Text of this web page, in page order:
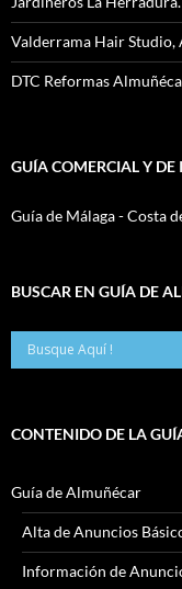
Valderrama Hair Studio,
DTC Reformas
GUÍA COMERCIAL Y
Guía de Málaga - Costa
BUSCAR EN GUÍA DE
CONTENIDO DE LA
Guía de Almuñécar
Alta de Anuncios
Información de